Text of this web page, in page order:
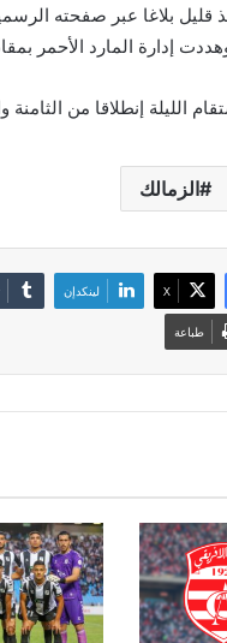
بلاغا عبر صفحته
إدارة المارد الأحمر
الليلة إنطلاقا من
الزمالك
‫X لينكدإن
طباعة